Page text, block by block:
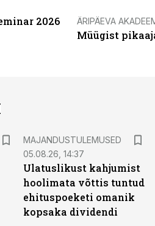
2026 ÄRIPÄEVA
Müügist
MAJANDUSTULEMUSED
05.08.26, 14:37
Ulatuslikust kahjumist
hoolimata võttis tuntud
ehituspoeketi omanik
kopsaka dividendi